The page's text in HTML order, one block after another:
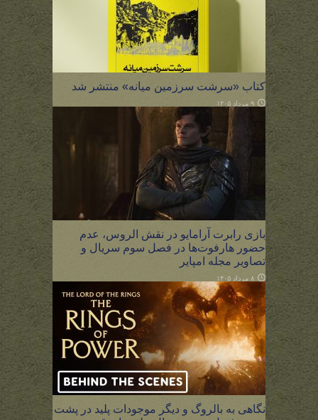
کتاب «سرشت سرزمین میانه» منتشر شد
۹ مرداد ۱۴۰۵
بازی رابرت آرامایو در نقش الروس، عدم
حضور هارفوت‌ها در فصل سوم سریال و
تصاویر مجله امپایر
۸ مرداد ۱۴۰۵
نگاهی به بالروگ و دیگر موجودات پلید در پشت